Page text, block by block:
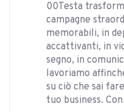
00Testa
campagne
memorabili, in
accattivanti, in
segno, in
lavoriamo
su ciò che sai
tuo business.